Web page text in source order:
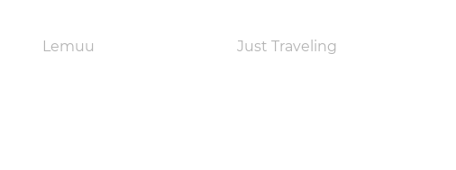
Lemuu Just Traveling